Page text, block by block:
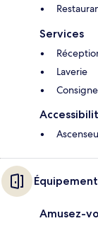
Services
Laverie
Amusez-